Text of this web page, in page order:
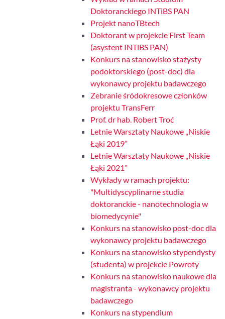
Doktoranckiego INTiBS PAN
Projekt nanoTBtech
Doktorant w projekcie First Team
(asystent INTiBS PAN)
Konkurs na stanowisko stażysty
podoktorskiego (post-doc) dla
wykonawcy projektu badawczego
Zebranie śródokresowe członków
projektu TransFerr
Prof. dr hab. Robert Troć
Letnie Warsztaty Naukowe „Niskie
Łąki 2019”
Letnie Warsztaty Naukowe „Niskie
Łąki 2021”
Wykłady w ramach projektu:
"Multidyscyplinarne studia
doktoranckie - nanotechnologia w
biomedycynie"
Konkurs na stanowisko post-doc dla
wykonawcy projektu badawczego
Konkurs na stanowisko stypendysty
(studenta) w projekcie Powroty
Konkurs na stanowisko naukowe dla
magistranta - wykonawcy projektu
badawczego
Konkurs na stypendium